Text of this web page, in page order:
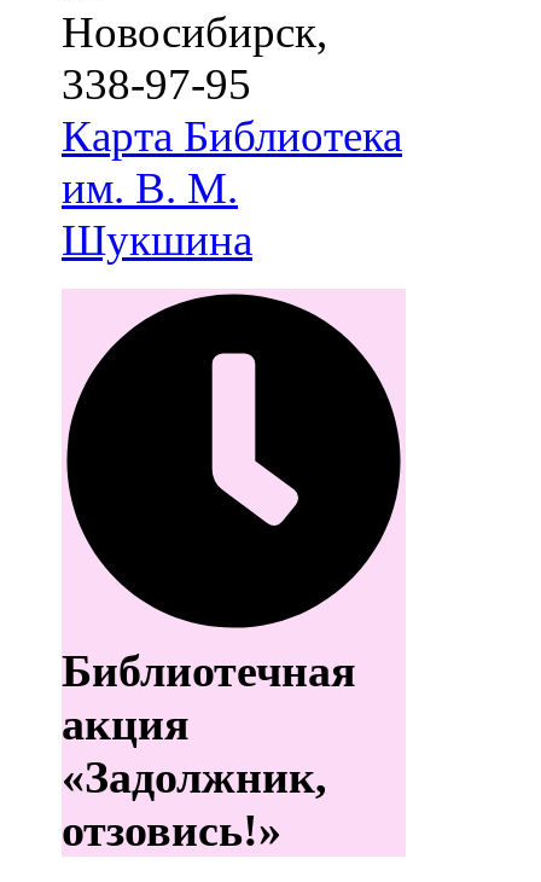
Новосибирск,
338-97-95
Карта Библиотека
им. В. М.
Шукшина
Библиотечная
акция
«Задолжник,
отзовись!»